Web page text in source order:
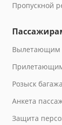
Пропускной
Вылетающим
Розыск багажа
Анкета
Защита